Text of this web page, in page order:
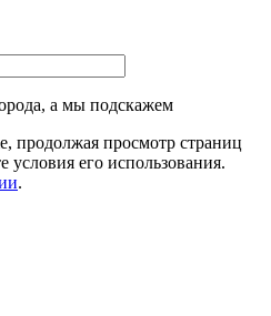
а мы подскажем
продолжая просмотр страниц
его использования.
.